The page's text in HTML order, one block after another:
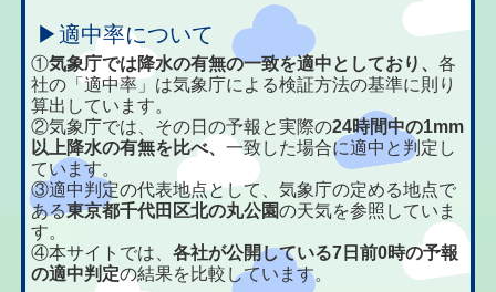
▶適中率について
①気象庁では降水の有無の一致を適中としており、各
社の「適中率」は気象庁による検証方法の基準に則り
算出しています。
②気象庁では、その日の予報と実際の24時間中の1mm
以上降水の有無を比べ、一致した場合に適中と判定し
ています。
③適中判定の代表地点として、気象庁の定める地点で
ある東京都千代田区北の丸公園の天気を参照していま
す。
④本サイトでは、各社が公開している7日前0時の予報
の適中判定の結果を比較しています。